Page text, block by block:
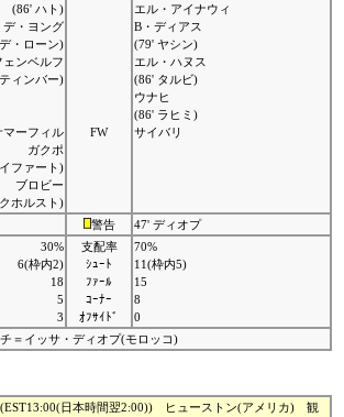
(86' ハト)
デ・ヨング
・ローン)
ェンベルフ
ィンバー)
マーフィル
ガクポ
ファート)
ブロビー
ホルスト)
FW
エル・アイナウィ
B・ディアス
(79' ヤシン)
エル・ハヌス
(86' タルビ)
ウナヒ
(86' ラヒミ)
サイバリ
警告
47' ディオプ
30%
6(枠内2)
18
5
3
支配率
ｼｭｰﾄ
ﾌｧｰﾙ
ｺｰﾅｰ
ｵﾌｻｲﾄﾞ
70%
11(枠内5)
15
8
0
＝イッサ・ディオプ(モロッコ)
日本時間翌2:00)) ヒューストン(アメリカ) 観